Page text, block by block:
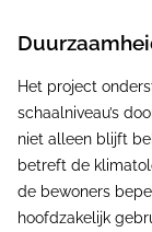
Het project
schaalniveau’s
niet alleen blijft
betreft de
de bewoners
hoofdzakelijk